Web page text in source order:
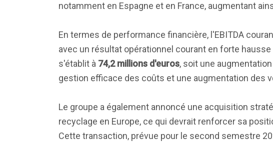
notamment en Espagne et en France, augmentant
En termes de performance financière, l'EBITDA
avec un résultat opérationnel courant en forte hausse
s'établit à 74,2 millions d'euros, soit une
gestion efficace des coûts et une augmentation des
Le groupe a également annoncé une acquisition
recyclage en Europe, ce qui devrait renforcer sa
Cette transaction, prévue pour le second semestre